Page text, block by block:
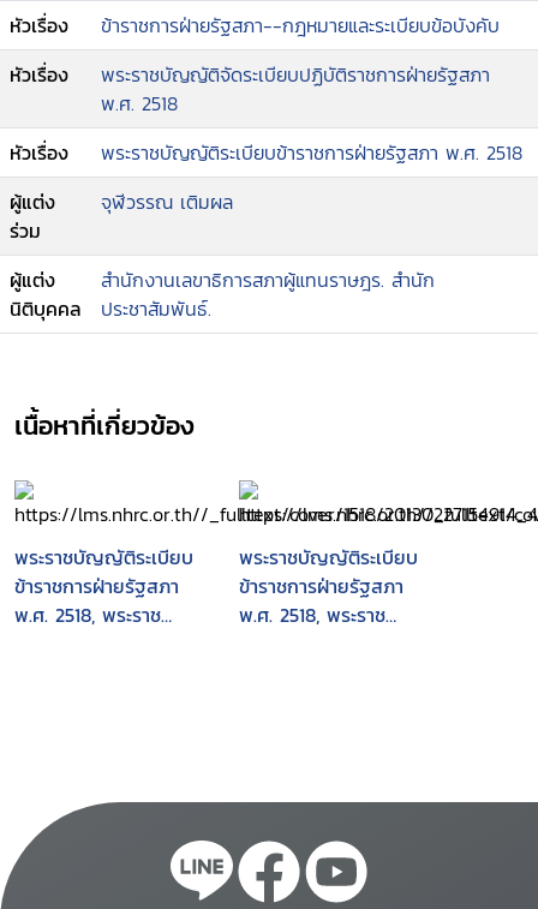
หัวเรื่อง
ข้าราชการฝ่ายรัฐสภา--กฎหมายและระเบียบข้อบังคับ
หัวเรื่อง
พระราชบัญญัติจัดระเบียบปฏิบัติราชการฝ่ายรัฐสภา
พ.ศ. 2518
หัวเรื่อง
พระราชบัญญัติระเบียบข้าราชการฝ่ายรัฐสภา พ.ศ. 2518
ผู้แต่ง
ร่วม
จุฬีวรรณ เติมผล
ผู้แต่ง
นิติบุคคล
สำนักงานเลขาธิการสภาผู้แทนราษฎร. สำนัก
ประชาสัมพันธ์.
เนื้อหาที่เกี่ยวข้อง
พระราชบัญญัติระเบียบ
ข้าราชการฝ่ายรัฐสภา
พ.ศ. 2518, พระราช
พระราชบัญญัติระเบียบ
ข้าราชการฝ่ายรัฐสภา
พ.ศ. 2518, พระราช